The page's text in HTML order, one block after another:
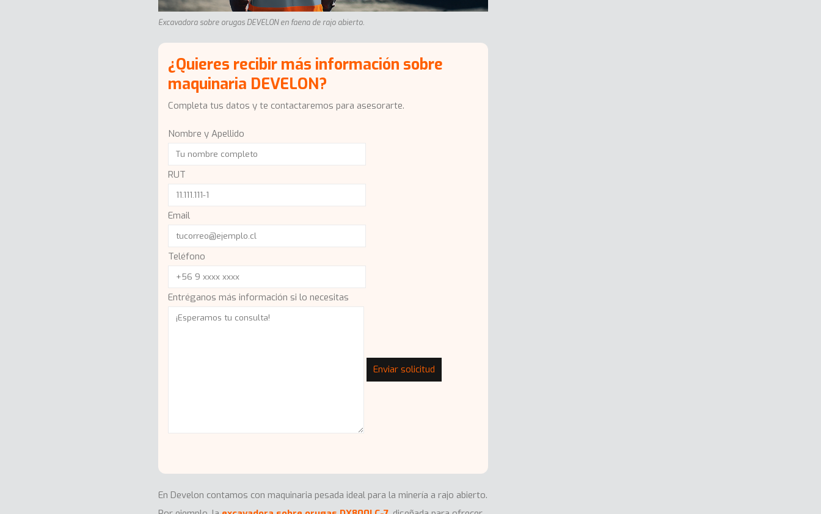
Excavadora sobre orugas DEVELON en faena de rajo abierto.
¿Quieres recibir más información sobre
maquinaria DEVELON?
Completa tus datos y te contactaremos para asesorarte.
Nombre y Apellido
RUT
Email
Teléfono
Entréganos más información si lo necesitas
En Develon contamos con maquinaria pesada ideal para la minería a rajo abierto.